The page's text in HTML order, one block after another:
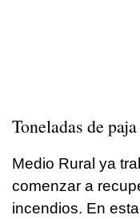
Toneladas de
Medio Rural ya
comenzar a
incendios. En